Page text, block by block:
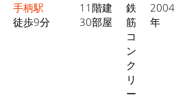
手柄駅
徒歩9分
11階建
30部屋
鉄
筋
コ
ン
ク
リ
ー
2004
年